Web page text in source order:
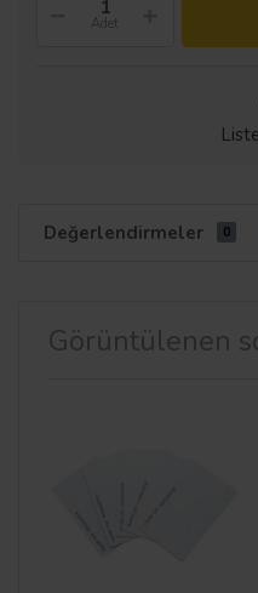
Adet
Değerlendirmeler 0
Görüntülenen